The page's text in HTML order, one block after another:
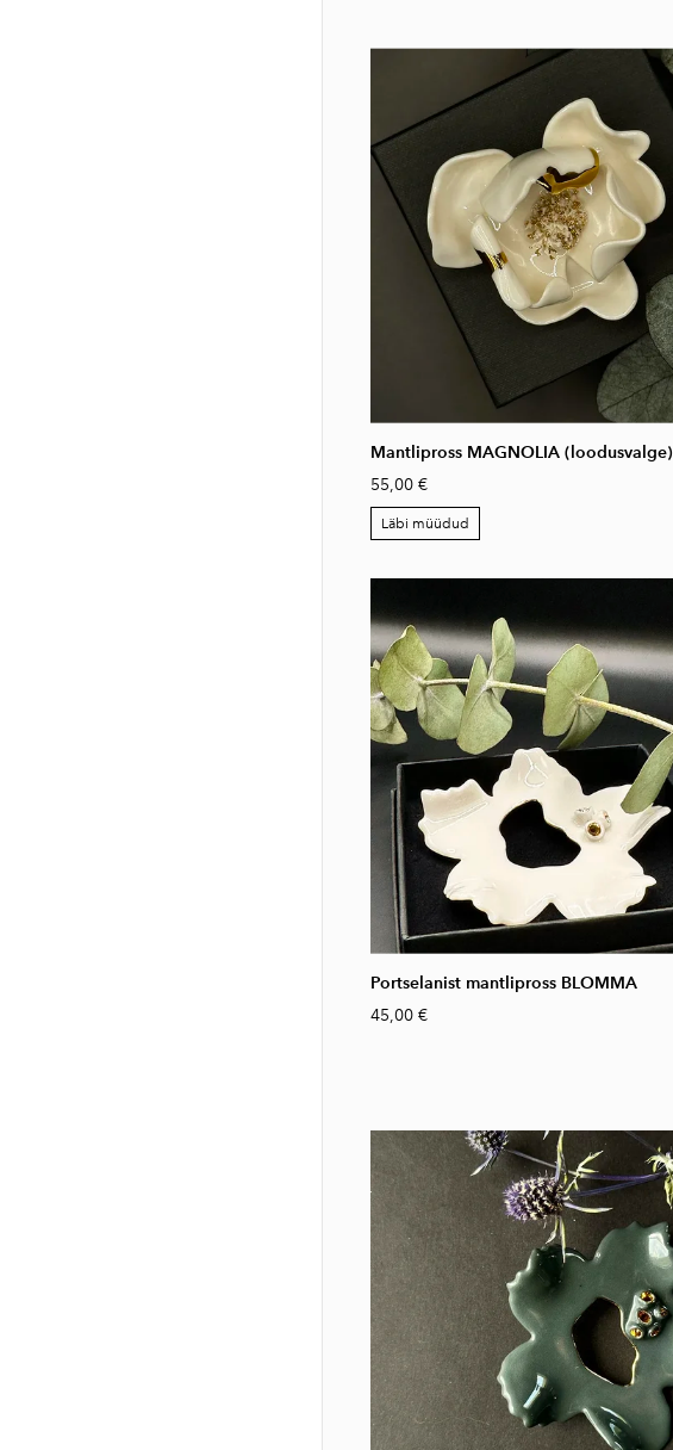
Mantlipross MAGNOLIA (loodusvalge)
55,00 €
Läbi müüdud
Portselanist mantlipross BLOMMA
45,00 €